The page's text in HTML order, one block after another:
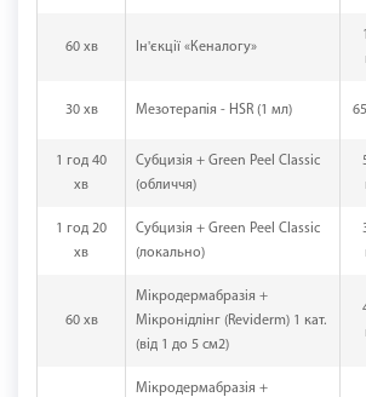
60 хв Ін'єкції «Кеналогу»
30 хв Мезотерапія - HSR (1 мл)
1 год 40
хв
Субцизія + Green Peel Classic
(обличчя)
1 год 20
хв
Субцизія + Green Peel Classic
(локально)
60 хв
Мікродермабразія +
Мікронідлінг (Reviderm) 1 кат.
(від 1 до 5 см2)
Мікродермабразія +